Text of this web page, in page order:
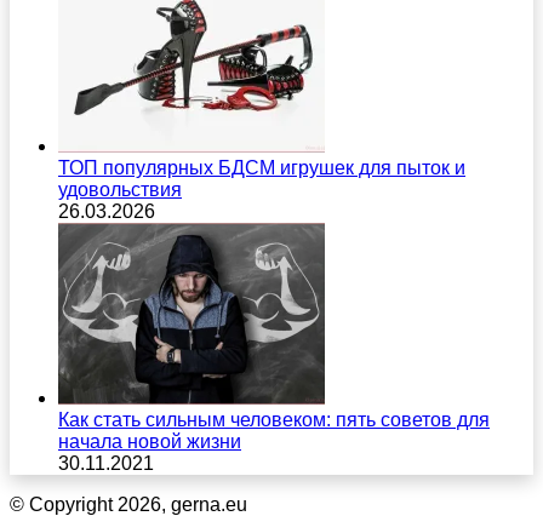
ТОП популярных БДСМ игрушек для пыток и
удовольствия
26.03.2026
Как стать сильным человеком: пять советов для
начала новой жизни
30.11.2021
© Copyright 2026, gerna.eu